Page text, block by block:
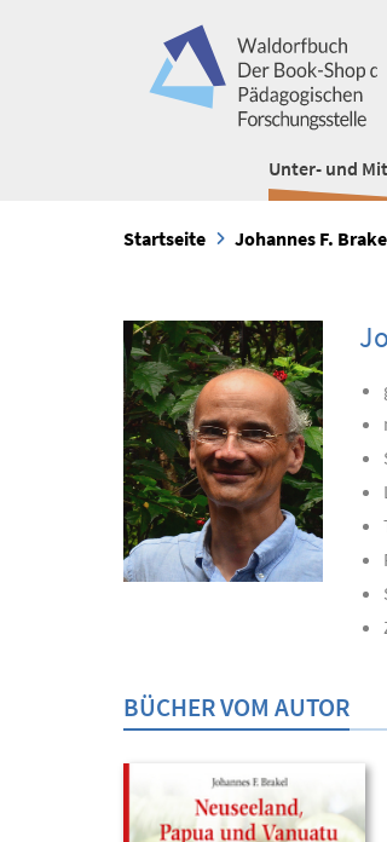
Unter- und
Startseite Johannes F.
BÜCHER VOM AUTOR